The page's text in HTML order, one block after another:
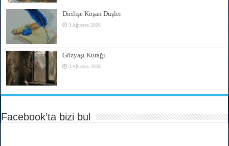
Dirilişe Koşan Düşler
3 Ağustos 2026
Gözyaşı Kurağı
3 Ağustos 2026
Facebook’ta bizi bul